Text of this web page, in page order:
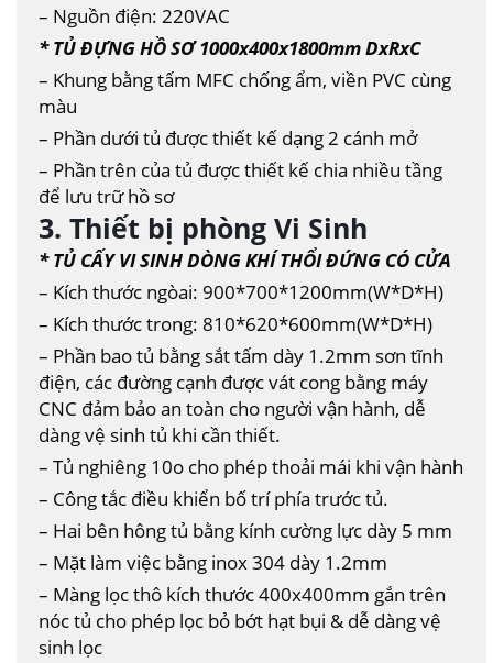
– Nguồn điện: 220VAC
* TỦ ĐỰNG HỒ SƠ 1000x400x1800mm DxRxC
– Khung bằng tấm MFC chống ẩm, viền PVC cùng
màu
– Phần dưới tủ được thiết kế dạng 2 cánh mở
– Phần trên của tủ được thiết kế chia nhiều tầng
để lưu trữ hồ sơ
3. Thiết bị phòng Vi Sinh
* TỦ CẤY VI SINH DÒNG KHÍ THỔI ĐỨNG CÓ CỬA
– Kích thước ngòai: 900*700*1200mm(W*D*H)
– Kích thước trong: 810*620*600mm(W*D*H)
– Phần bao tủ bằng sắt tấm dày 1.2mm sơn tĩnh
điện, các đường cạnh được vát cong bằng máy
CNC đảm bảo an toàn cho người vận hành, dễ
dàng vệ sinh tủ khi cần thiết.
– Tủ nghiêng 10o cho phép thoải mái khi vận hành
– Công tắc điều khiển bố trí phía trước tủ.
– Hai bên hông tủ bằng kính cường lực dày 5 mm
– Mặt làm việc bằng inox 304 dày 1.2mm
– Màng lọc thô kích thước 400x400mm gắn trên
nóc tủ cho phép lọc bỏ bớt hạt bụi & dễ dàng vệ
sinh lọc